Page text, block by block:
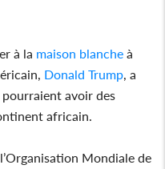
à la maison blanche à
Donald Trump , a
avoir des
africain.
Mondiale de